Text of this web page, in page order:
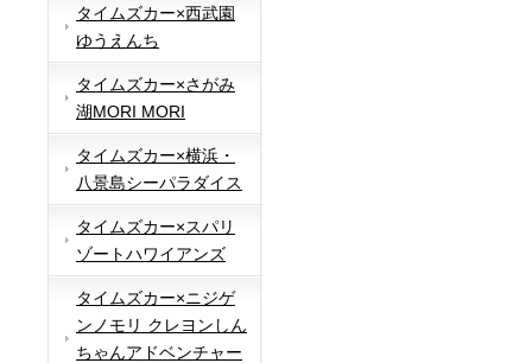
タイムズカー×西武園
ゆうえんち
タイムズカー×さがみ
湖MORI MORI
タイムズカー×横浜・
八景島シーパラダイス
タイムズカー×スパリ
ゾートハワイアンズ
タイムズカー×ニジゲ
ンノモリ クレヨンしん
ちゃんアドベンチャー